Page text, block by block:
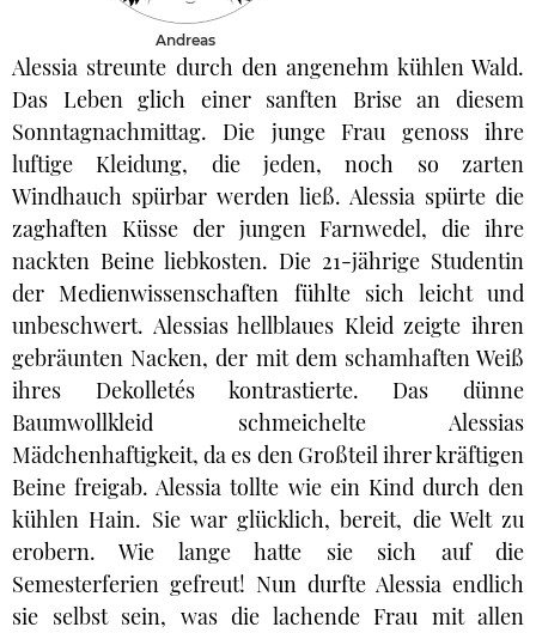
Andreas
Alessia streunte durch den angenehm kühlen Wald.
Das Leben glich einer sanften Brise an diesem
Sonntagnachmittag. Die junge Frau genoss ihre
luftige Kleidung, die jeden, noch so zarten
Windhauch spürbar werden ließ. Alessia spürte die
zaghaften Küsse der jungen Farnwedel, die ihre
nackten Beine liebkosten. Die 21-jährige Studentin
der Medienwissenschaften fühlte sich leicht und
unbeschwert. Alessias hellblaues Kleid zeigte ihren
gebräunten Nacken, der mit dem schamhaften Weiß
ihres Dekolletés kontrastierte. Das dünne
Baumwollkleid schmeichelte Alessias
Mädchenhaftigkeit, da es den Großteil ihrer kräftigen
Beine freigab. Alessia tollte wie ein Kind durch den
kühlen Hain. Sie war glücklich, bereit, die Welt zu
erobern. Wie lange hatte sie sich auf die
Semesterferien gefreut! Nun durfte Alessia endlich
sie selbst sein, was die lachende Frau mit allen